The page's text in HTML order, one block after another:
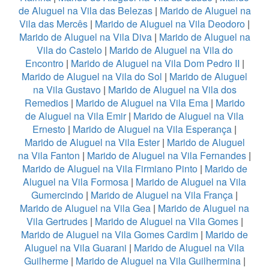
de Aluguel na Vila das Belezas| Marido de Aluguel na
Vila das Mercês | Marido de Aluguel na Vila Deodoro |
Marido de Aluguel na Vila Diva| Marido de Aluguel na
Vila do Castelo| Marido de Aluguel na Vila do
Encontro| Marido de Aluguel na Vila Dom Pedro II |
Marido de Aluguel na Vila do Sol | Marido de Aluguel
na Vila Gustavo| Marido de Aluguel na Vila dos
Remedios| Marido de Aluguel na Vila Ema| Marido
de Aluguel na Vila Emir| Marido de Aluguel na Vila
Ernesto | Marido de Aluguel na Vila Esperança |
Marido de Aluguel na Vila Ester| Marido de Aluguel
na Vila Fanton | Marido de Aluguel na Vila Fernandes |
Marido de Aluguel na Vila Firmiano Pinto| Marido de
Aluguel na Vila Formosa | Marido de Aluguel na Vila
Gumercindo | Marido de Aluguel na Vila França |
Marido de Aluguel na Vila Gea | Marido de Aluguel na
Vila Gertrudes| Marido de Aluguel na Vila Gomes|
Marido de Aluguel na Vila Gomes Cardim | Marido de
Aluguel na Vila Guarani | Marido de Aluguel na Vila
Guilherme| Marido de Aluguel na Vila Guilhermina|